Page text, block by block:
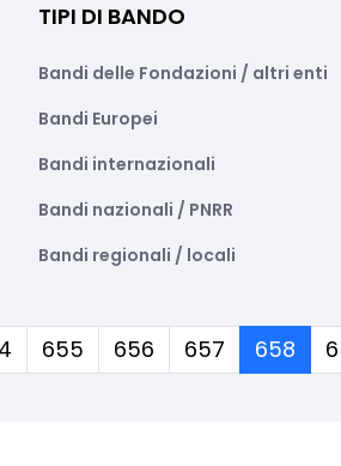
TIPI DI BANDO
Bandi delle Fondazioni / altri enti
Bandi Europei
Bandi internazionali
Bandi nazionali / PNRR
Bandi regionali / locali
655 656 657 658